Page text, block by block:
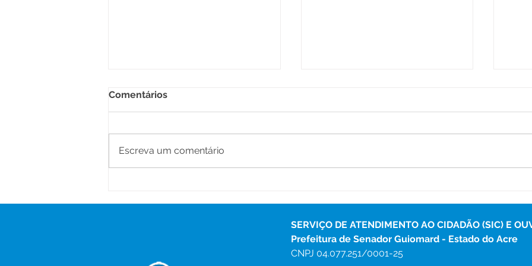
Garante Mais Mobilidade
na Cidade
Comentários
Escreva um comentário
SERVIÇO DE ATENDIMENTO AO CIDADÃO (SIC) E
Prefeitura de Senador Guiomard - Estado do Acre
CNPJ 04.077.251/0001-25